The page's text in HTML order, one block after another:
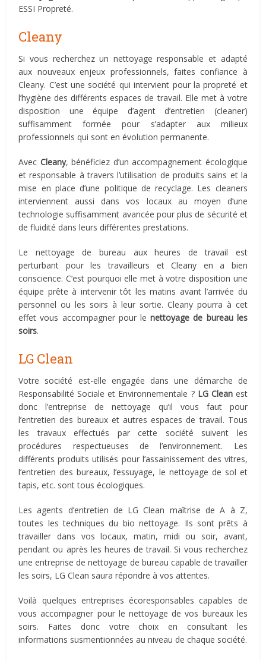
ESSI Propreté.
Cleany
Si vous recherchez un nettoyage responsable et adapté
aux nouveaux enjeux professionnels, faites confiance à
Cleany. C’est une société qui intervient pour la propreté et
l’hygiène des différents espaces de travail. Elle met à votre
disposition une équipe d’agent d’entretien (cleaner)
suffisamment formée pour s’adapter aux milieux
professionnels qui sont en évolution permanente.
Avec Cleany, bénéficiez d’un accompagnement écologique
et responsable à travers l’utilisation de produits sains et la
mise en place d’une politique de recyclage. Les cleaners
interviennent aussi dans vos locaux au moyen d’une
technologie suffisamment avancée pour plus de sécurité et
de fluidité dans leurs différentes prestations.
Le nettoyage de bureau aux heures de travail est
perturbant pour les travailleurs et Cleany en a bien
conscience. C’est pourquoi elle met à votre disposition une
équipe prête à intervenir tôt les matins avant l’arrivée du
personnel ou les soirs à leur sortie. Cleany pourra à cet
effet vous accompagner pour lenettoyage de bureau les
soirs.
LG Clean
Votre société est-elle engagée dans une démarche de
Responsabilité Sociale et Environnementale ? LG Cleanest
donc l’entreprise de nettoyage qu’il vous faut pour
l’entretien des bureaux et autres espaces de travail. Tous
les travaux effectués par cette société suivent les
procédures respectueuses de l’environnement. Les
différents produits utilisés pour l’assainissement des vitres,
l’entretien des bureaux, l’essuyage, le nettoyage de sol et
tapis, etc. sont tous écologiques.
Les agents d’entretien de LG Clean maîtrise de A à Z,
toutes les techniques du bio nettoyage. Ils sont prêts à
travailler dans vos locaux, matin, midi ou soir, avant,
pendant ou après les heures de travail. Si vous recherchez
une entreprise de nettoyage de bureau capable de travailler
les soirs, LG Clean saura répondre à vos attentes.
Voilà quelques entreprises écoresponsables capables de
vous accompagner pour le nettoyage de vos bureaux les
soirs. Faites donc votre choix en consultant les
informations susmentionnées au niveau de chaque société.